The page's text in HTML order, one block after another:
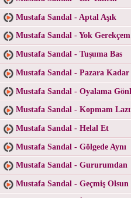
Mustafa Sandal - Aptal Aşık
Mustafa Sandal - Yok Gerekçem
Mustafa Sandal - Tuşuma Bas
Mustafa Sandal - Pazara Kadar
Mustafa Sandal - Oyalama
Mustafa Sandal - Kopmam
Mustafa Sandal - Helal Et
Mustafa Sandal - Gölgede Aynı
Mustafa Sandal - Gururumdan
Mustafa Sandal - Geçmiş Olsun